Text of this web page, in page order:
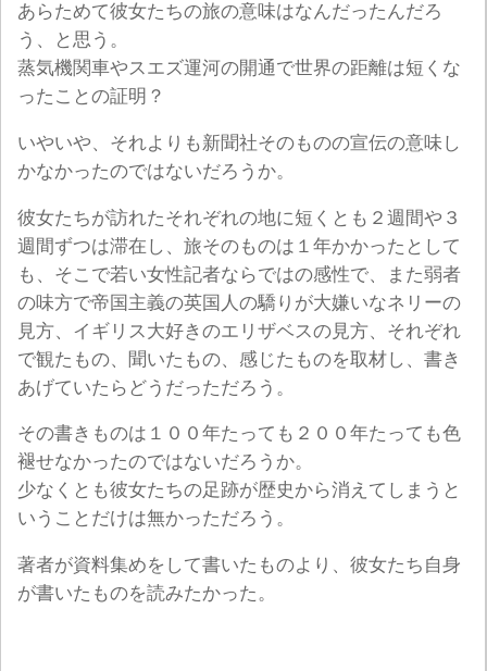
あらためて彼女たちの旅の意味はなんだったんだろ
う、と思う。
蒸気機関車やスエズ運河の開通で世界の距離は短くな
ったことの証明？
いやいや、それよりも新聞社そのものの宣伝の意味し
かなかったのではないだろうか。
彼女たちが訪れたそれぞれの地に短くとも２週間や３
週間ずつは滞在し、旅そのものは１年かかったとして
も、そこで若い女性記者ならではの感性で、また弱者
の味方で帝国主義の英国人の驕りが大嫌いなネリーの
見方、イギリス大好きのエリザベスの見方、それぞれ
で観たもの、聞いたもの、感じたものを取材し、書き
あげていたらどうだっただろう。
その書きものは１００年たっても２００年たっても色
褪せなかったのではないだろうか。
少なくとも彼女たちの足跡が歴史から消えてしまうと
いうことだけは無かっただろう。
著者が資料集めをして書いたものより、彼女たち自身
が書いたものを読みたかった。